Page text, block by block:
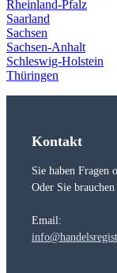
Rheinland-Pfalz
Saarland
Sachsen
Sachsen-Anhalt
Schleswig-Holstein
Thüringen
Kontakt
Sie haben Fragen
Oder Sie
Email: